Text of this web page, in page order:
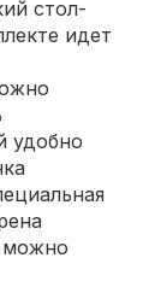
стол-
идет
удобно
можно